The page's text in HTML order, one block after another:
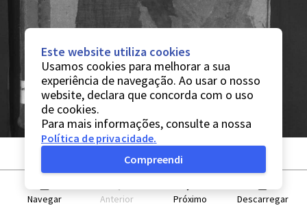
Navegar Anterior Próximo Descarregar
Este website utiliza cookies
Usamos cookies para melhorar a sua
experiência de navegação. Ao usar o nosso
website, declara que concorda com o uso
de cookies.
Para mais informações, consulte a nossa
Política de privacidade.
Compreendi